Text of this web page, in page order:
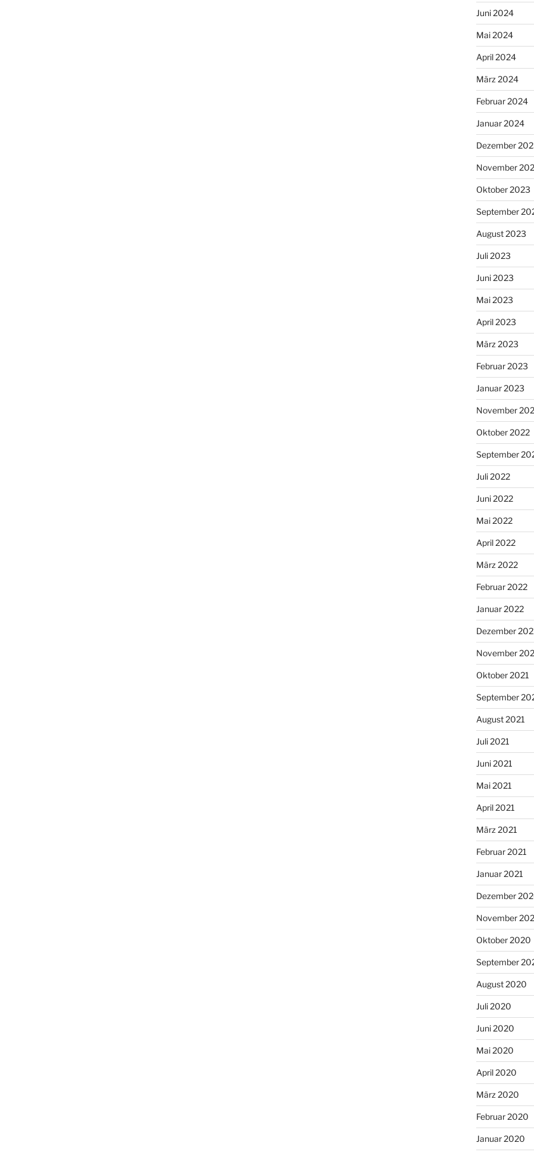
Juni 2024
Mai 2024
April 2024
März 2024
Februar 2024
Januar 2024
Dezember
November
Oktober 2023
September
August 2023
Juli 2023
Juni 2023
Mai 2023
April 2023
März 2023
Februar 2023
Januar 2023
November
Oktober 2022
September
Juli 2022
Juni 2022
Mai 2022
April 2022
März 2022
Februar 2022
Januar 2022
Dezember
November
Oktober 2021
September
August 2021
Juli 2021
Juni 2021
Mai 2021
April 2021
März 2021
Februar 2021
Januar 2021
Dezember
November
Oktober 2020
September
August 2020
Juli 2020
Juni 2020
Mai 2020
April 2020
März 2020
Februar 2020
Januar 2020